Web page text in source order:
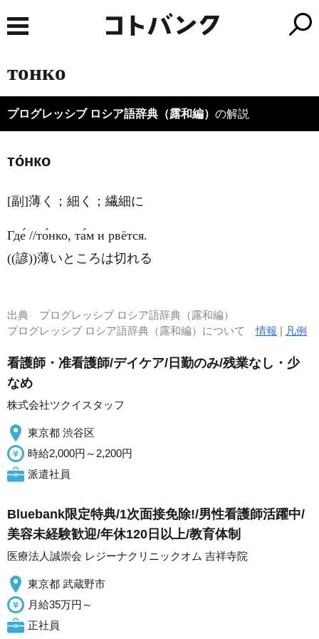
тонко
プログレッシブ ロシア語辞典（露和編） の解説
то́нко
[副]薄く；細く；繊細に
Где́ //то́нко, та́м и рвётся.
((諺))薄いところは切れる
出典 プログレッシブ ロシア語辞典（露和編）
プログレッシブ ロシア語辞典（露和編）について情報 | 凡例
看護師・准看護師/デイケア/日勤のみ/残業なし・少
なめ
株式会社ツクイスタッフ
東京都 渋谷区
時給2,000円～2,200円
派遣社員
Bluebank限定特典/1次面接免除!/男性看護師活躍中/
美容未経験歓迎/年休120日以上/教育体制
医療法人誠崇会 レジーナクリニックオム 吉祥寺院
東京都 武蔵野市
月給35万円～
正社員